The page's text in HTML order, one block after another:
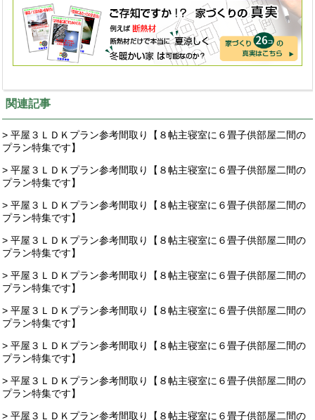
関連記事
> 平屋３ＬＤＫプラン参考間取り【８帖主寝室に６畳子供部屋二間の
プラン特集です】
> 平屋３ＬＤＫプラン参考間取り【８帖主寝室に６畳子供部屋二間の
プラン特集です】
> 平屋３ＬＤＫプラン参考間取り【８帖主寝室に６畳子供部屋二間の
プラン特集です】
> 平屋３ＬＤＫプラン参考間取り【８帖主寝室に６畳子供部屋二間の
プラン特集です】
> 平屋３ＬＤＫプラン参考間取り【８帖主寝室に６畳子供部屋二間の
プラン特集です】
> 平屋３ＬＤＫプラン参考間取り【８帖主寝室に６畳子供部屋二間の
プラン特集です】
> 平屋３ＬＤＫプラン参考間取り【８帖主寝室に６畳子供部屋二間の
プラン特集です】
> 平屋３ＬＤＫプラン参考間取り【８帖主寝室に６畳子供部屋二間の
プラン特集です】
> 平屋３ＬＤＫプラン参考間取り【８帖主寝室に６畳子供部屋二間の